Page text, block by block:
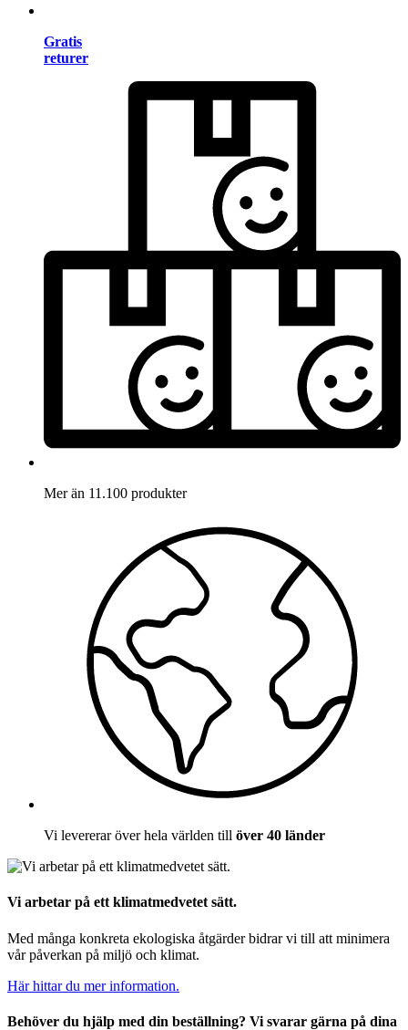
Gratis
returer
Mer än 11.100 produkter
Vi levererar över hela världen till över 40 länder
Vi arbetar på ett klimatmedvetet sätt.
Med många konkreta ekologiska åtgärder bidrar vi till att minimera
vår påverkan på miljö och klimat.
Här hittar du mer information.
Behöver du hjälp med din beställning? Vi svarar gärna på dina